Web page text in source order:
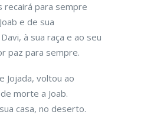
recairá para sempre
e de sua
à sua raça e ao seu
paz para sempre.
Jojada, voltou ao
morte a Joab.
casa, no deserto.